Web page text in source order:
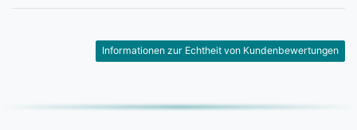
Informationen zur Echtheit von Kundenbewertungen